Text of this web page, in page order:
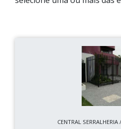
CENTRAL